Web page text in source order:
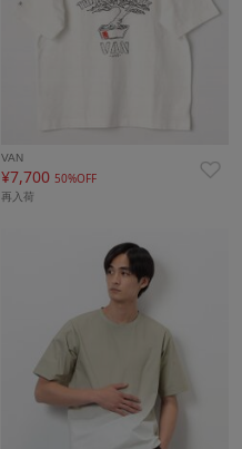
VAN
¥7,70050%OFF
再入荷